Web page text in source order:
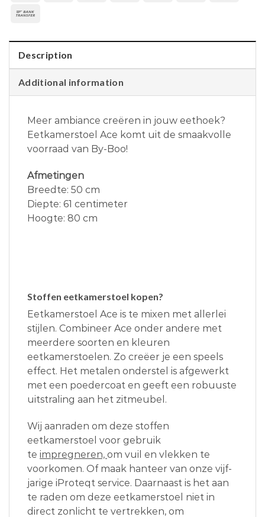
Description
Additional information
Meer ambiance creëren in jouw eethoek?
Eetkamerstoel Ace komt uit de smaakvolle
voorraad van By-Boo!
Afmetingen
Breedte: 50 cm
Diepte: 61 centimeter
Hoogte: 80 cm
Stoffen eetkamerstoel kopen?
Eetkamerstoel Ace is te mixen met allerlei
stijlen. Combineer Ace onder andere met
meerdere soorten en kleuren
eetkamerstoelen. Zo creëer je een speels
effect. Het metalen onderstel is afgewerkt
met een poedercoat en geeft een robuuste
uitstraling aan het zitmeubel.
Wij aanraden om deze stoffen
eetkamerstoel voor gebruik
te impregneren, om vuil en vlekken te
voorkomen. Of maak hanteer van onze vijf-
jarige iProteqt service. Daarnaast is het aan
te raden om deze eetkamerstoel niet in
direct zonlicht te vertrekken, om